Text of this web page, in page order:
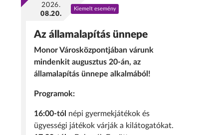
2026.
08.20.
Kiemelt esemény
Az államalapítás ünnepe
Monor Városközpontjában várunk
mindenkit augusztus 20-án, az
államalapítás ünnepe alkalmából!
Programok:
16:00-tól népi gyermekjátékok és
ügyességi játékok várják a kilátogatókat.